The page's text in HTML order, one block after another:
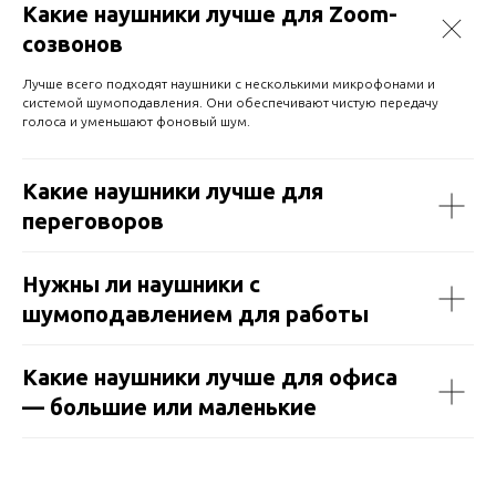
Какие наушники лучше для Zoom-
созвонов
Лучше всего подходят наушники с несколькими микрофонами и
системой шумоподавления. Они обеспечивают чистую передачу
голоса и уменьшают фоновый шум.
Какие наушники лучше для
переговоров
Нужны ли наушники с
шумоподавлением для работы
Какие наушники лучше для офиса
— большие или маленькие